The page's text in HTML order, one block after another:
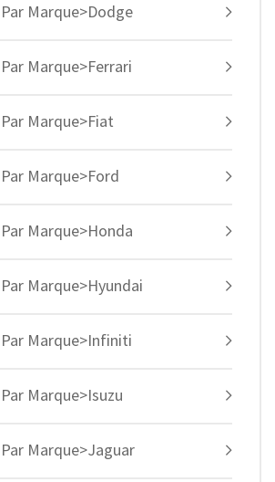
Marque>Dodge
Marque>Ferrari
Marque>Fiat
Marque>Ford
Marque>Honda
Marque>Hyundai
Marque>Infiniti
Marque>Isuzu
Marque>Jaguar